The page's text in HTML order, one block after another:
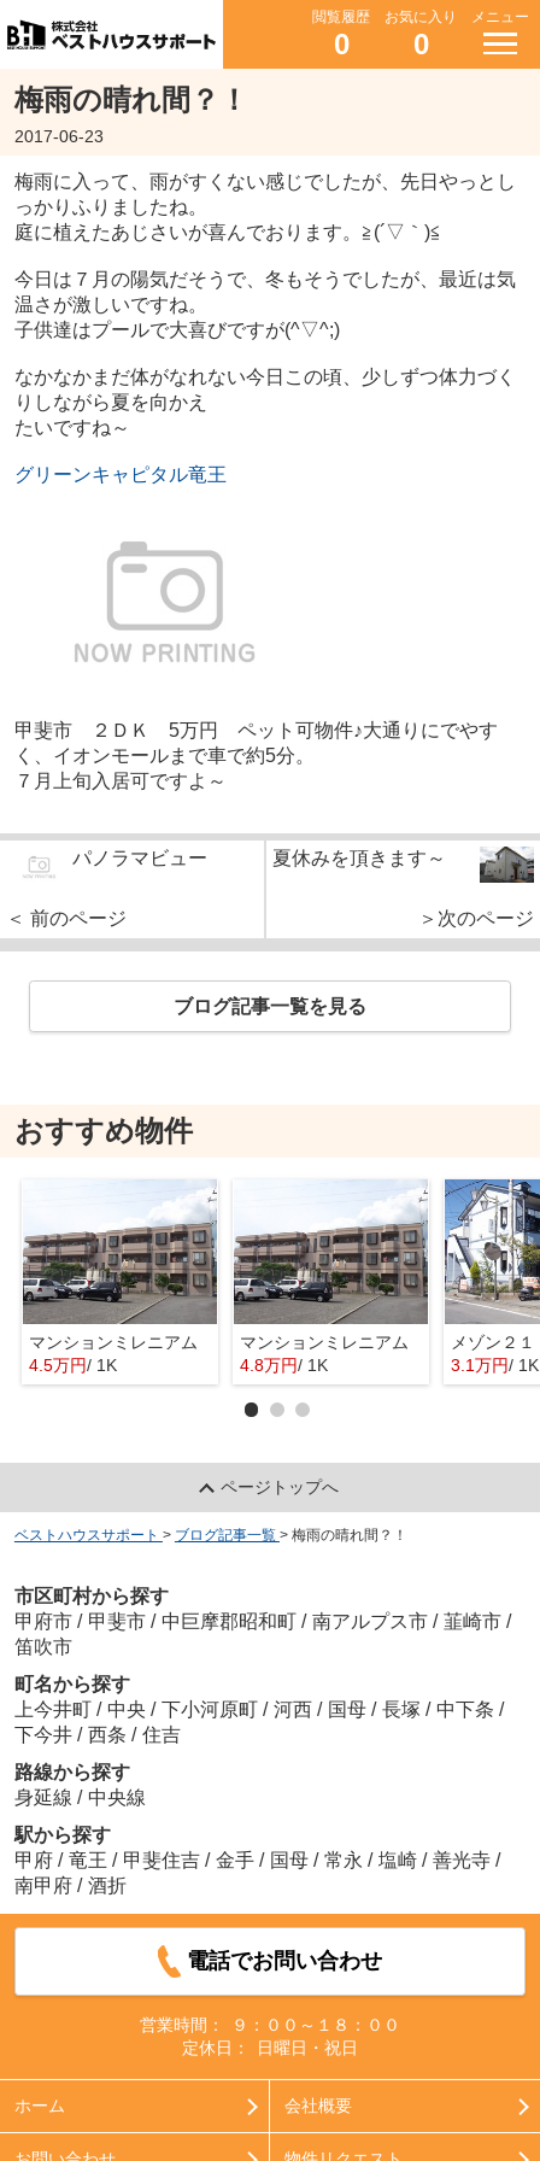
閲覧履歴
0
お気に入り
0
メニュー
梅雨の晴れ間？！
2017-06-23
梅雨に入って、雨がすくない感じでしたが、先日やっとし
っかりふりましたね。
庭に植えたあじさいが喜んでおります。≧(´▽｀)≦
今日は７月の陽気だそうで、冬もそうでしたが、最近は気
温さが激しいですね。
子供達はプールで大喜びですが(^▽^;)
なかなかまだ体がなれない今日この頃、少しずつ体力づく
りしながら夏を向かえ
たいですね～
グリーンキャピタル竜王
甲斐市 ２ＤＫ 5万円 ペット可物件♪大通りにでやす
く、イオンモールまで車で約5分。
７月上旬入居可ですよ～
パノラマビュー
＜ 前のページ
夏休みを頂きます～
＞次のページ
ブログ記事一覧を見る
おすすめ物件
マンションミレニアム
4.5万円/ 1K
マンションミレニアム
4.8万円/ 1K
メゾン２１
3.1万円/ 1K
ページトップへ
ベストハウスサポート > ブログ記事一覧 > 梅雨の晴れ間？！
市区町村から探す
甲府市 / 甲斐市 / 中巨摩郡昭和町 / 南アルプス市 / 韮崎市 /
笛吹市
町名から探す
上今井町 / 中央 / 下小河原町 / 河西 / 国母 / 長塚 / 中下条 /
下今井 / 西条 / 住吉
路線から探す
身延線 / 中央線
駅から探す
甲府 / 竜王 / 甲斐住吉 / 金手 / 国母 / 常永 / 塩崎 / 善光寺 /
南甲府 / 酒折
電話でお問い合わせ
営業時間：
９：００～１８：００
定休日：
日曜日・祝日
ホーム 会社概要